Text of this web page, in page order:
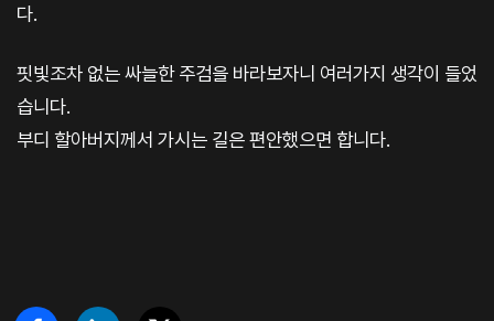
다.
핏빛조차 없는 싸늘한 주검을 바라보자니 여러가지 생각이 들었
습니다.
부디 할아버지께서 가시는 길은 편안했으면 합니다.